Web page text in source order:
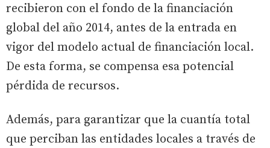
recibieron con el fondo de la financiación
global del año 2014, antes de la entrada en
vigor del modelo actual de financiación local.
De esta forma, se compensa esa potencial
pérdida de recursos.
Además, para garantizar que la cuantía total
que perciban las entidades locales a través de